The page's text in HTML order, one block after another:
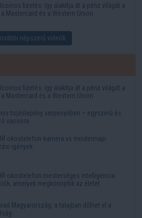
fizetés: így alakítja át a pénz világát a
a Mastercard és a Western Union
népszerű videók
fizetés: így alakítja át a pénz világát a
a Mastercard és a Western Union
tojáslepény serpenyőben – egyszerű és
vacsora
okostelefon-kamera vs mindennapi
igények
okostelefon mesterséges intelligencia
amelyek megkönnyítik az életet
Magyarország: a talajban dőlhet el a